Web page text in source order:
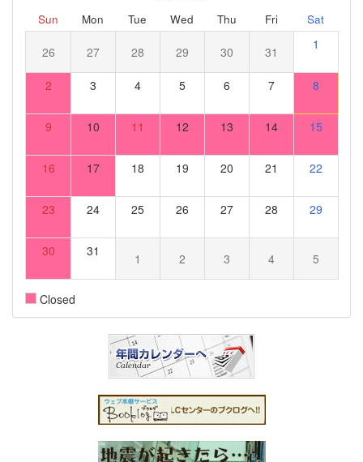
Sun Mon Tue Wed Thu Fri Sat
26 27 28 29 30 31 1
2 3 4 5 6 7 8
9 10 11 12 13 14 15
16 17 18 19 20 21 22
23 24 25 26 27 28 29
30 31 1 2 3 4 5
Closed